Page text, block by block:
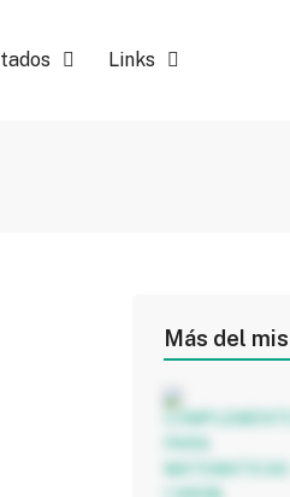
Links
Más del